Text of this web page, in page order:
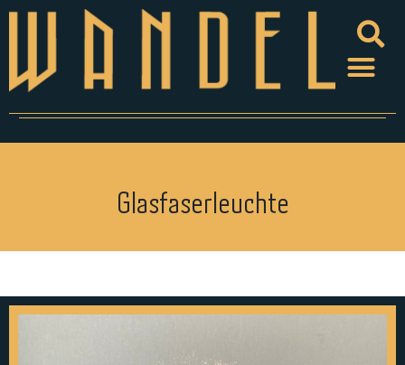
Glasfaserleuchte